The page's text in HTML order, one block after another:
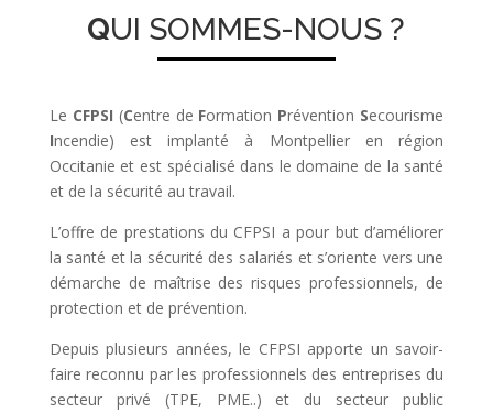
QUI SOMMES-NOUS ?
Le CFPSI (Centre de Formation Prévention Secourisme
Incendie) est implanté à Montpellier en région
Occitanie et est spécialisé dans le domaine de la santé
et de la sécurité au travail.
L’offre de prestations du CFPSI a pour but d’améliorer
la santé et la sécurité des salariés et s’oriente vers une
démarche de maîtrise des risques professionnels, de
protection et de prévention.
Depuis plusieurs années, le CFPSI apporte un savoir-
faire reconnu par les professionnels des entreprises du
secteur privé (TPE, PME..) et du secteur public